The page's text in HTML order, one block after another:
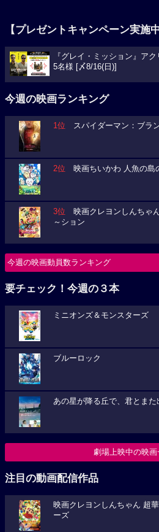
【プレゼントキャンペーン実施中
『グレイ・ミッション』ア
5名様 [〆8/16(日)]
今週の映画ランキング
1位 スパイダーマン：ブラ
2位 映画ちいかわ 人魚の島
3位 映画クレヨンしんちゃ
～ション
今週の映画動員数ランキング
要チェック！今週の３本
ミニオンズ＆モンスターズ
ブルーロック
あの星が降る丘で、君とまた
劇場上映中の映画
注目の動画配信作品
映画クレヨンしんちゃん 超
ーズ